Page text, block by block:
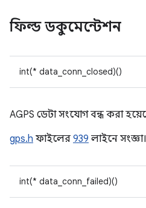
ফিল্ড ডকুমেন্টেশন
int(* data_conn_closed)()
AGPS ডেটা সংযোগ বন্ধ করা
gps.h ফাইলের 939 লাইনে সংজ্ঞা।
int(* data_conn_failed)()